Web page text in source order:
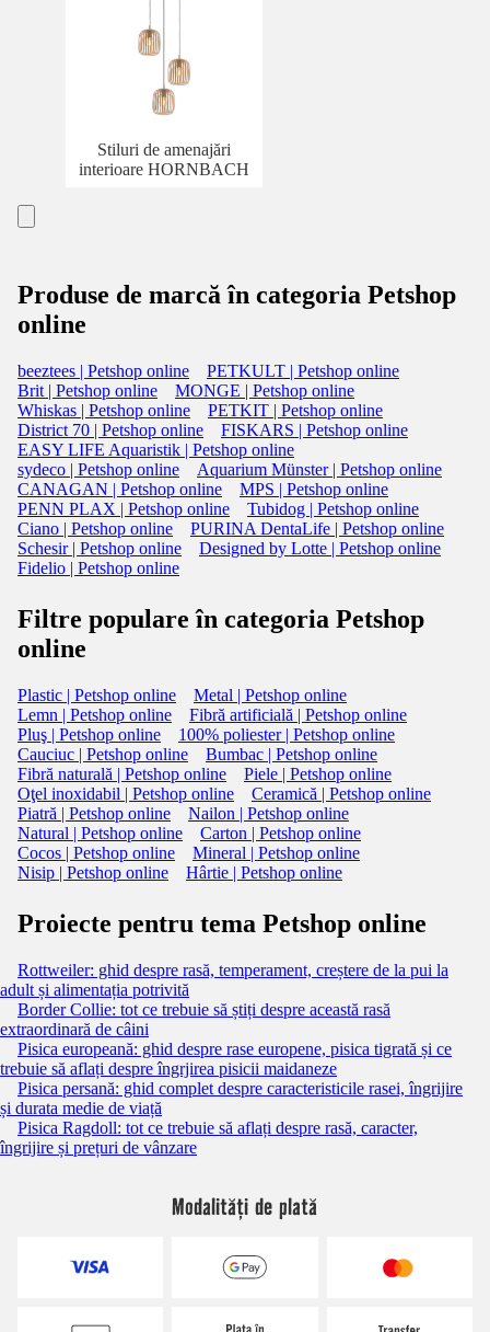
Stiluri de amenajări
interioare HORNBACH
Produse de marcă în categoria Petshop
online
beeztees | Petshop online
PETKULT | Petshop online
Brit | Petshop online
MONGE | Petshop online
Whiskas | Petshop online
PETKIT | Petshop online
District 70 | Petshop online
FISKARS | Petshop online
EASY LIFE Aquaristik | Petshop online
sydeco | Petshop online
Aquarium Münster | Petshop online
CANAGAN | Petshop online
MPS | Petshop online
PENN PLAX | Petshop online
Tubidog | Petshop online
Ciano | Petshop online
PURINA DentaLife | Petshop online
Schesir | Petshop online
Designed by Lotte | Petshop online
Fidelio | Petshop online
Filtre populare în categoria Petshop
online
Plastic | Petshop online
Metal | Petshop online
Lemn | Petshop online
Fibră artificială | Petshop online
Pluş | Petshop online
100% poliester | Petshop online
Cauciuc | Petshop online
Bumbac | Petshop online
Fibră naturală | Petshop online
Piele | Petshop online
Oţel inoxidabil | Petshop online
Ceramică | Petshop online
Piatră | Petshop online
Nailon | Petshop online
Natural | Petshop online
Carton | Petshop online
Cocos | Petshop online
Mineral | Petshop online
Nisip | Petshop online
Hârtie | Petshop online
Proiecte pentru tema Petshop online
Rottweiler: ghid despre rasă, temperament, creștere de la pui la
adult și alimentația potrivită
Border Collie: tot ce trebuie să știți despre această rasă
extraordinară de câini
Pisica europeană: ghid despre rase europene, pisica tigrată și ce
trebuie să aflați despre îngrjirea pisicii maidaneze
Pisica persană: ghid complet despre caracteristicile rasei, îngrijire
și durata medie de viață
Pisica Ragdoll: tot ce trebuie să aflați despre rasă, caracter,
îngrijire și prețuri de vânzare
Modalități de plată